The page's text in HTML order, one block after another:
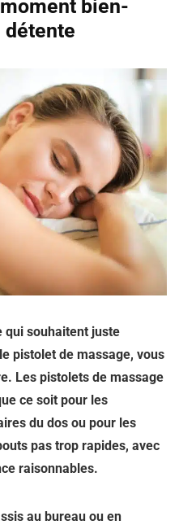
moment bien-
détente
qui souhaitent juste
pistolet de massage, vous
Les pistolets de massage
ce soit pour les
du dos ou pour les
pas trop rapides, avec
raisonnables.
au bureau ou en